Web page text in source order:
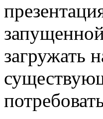
загружать